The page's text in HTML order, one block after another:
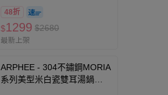
48折
$1299 $2680
最新上架
ARPHEE - 304不鏽鋼MORIA
系列美型米白瓷雙耳湯鍋